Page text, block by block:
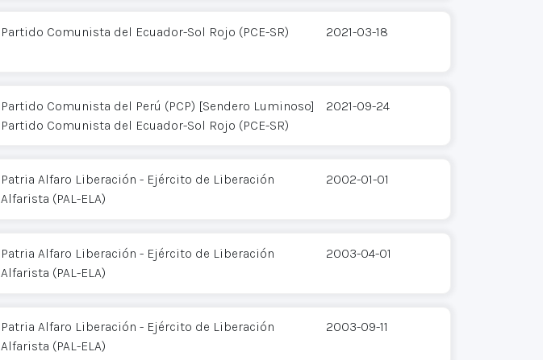
Partido Comunista del Ecuador-Sol Rojo (PCE-SR) 2021-03-18
Partido Comunista del Perú (PCP) [Sendero Luminoso]
Partido Comunista del Ecuador-Sol Rojo (PCE-SR)
2021-09-24
Patria Alfaro Liberación - Ejército de Liberación
Alfarista (PAL-ELA)
2002-01-01
Patria Alfaro Liberación - Ejército de Liberación
Alfarista (PAL-ELA)
2003-04-01
Patria Alfaro Liberación - Ejército de Liberación
Alfarista (PAL-ELA)
2003-09-11